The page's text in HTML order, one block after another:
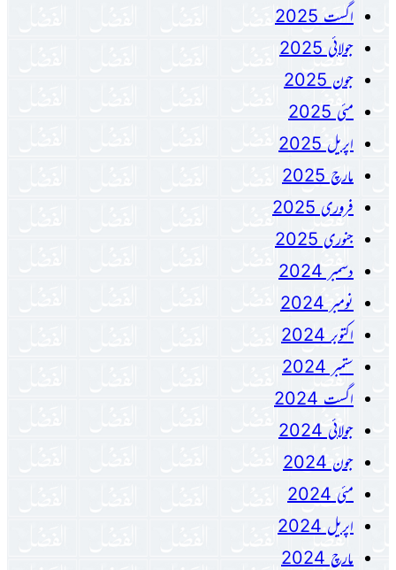
اگست 2025
جولائی 2025
جون 2025
مئی 2025
اپریل 2025
مارچ 2025
فروری 2025
جنوری 2025
دسمبر 2024
نومبر 2024
اکتوبر 2024
ستمبر 2024
اگست 2024
جولائی 2024
جون 2024
مئی 2024
اپریل 2024
مارچ 2024